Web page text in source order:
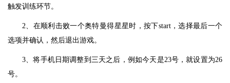
触发训练环节。
2、在顺利击败一个奥特曼得星星时，按下start，选择最后一个
选项并确认，然后退出游戏。
3、将手机日期调整到三天之后，例如今天是23号，就设置为26
号。